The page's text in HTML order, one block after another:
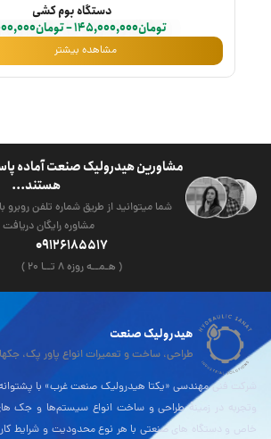
دستگاه بوم کشی
تومان145,000,000
–تومان
مشاهده بیشتر
مشاورین هیدرولیک صنعت آماده
هستند...
شما میتوانید از طریق شماره تلفن روبرو
مشاوره رایگان
09126185517
( هـمــه روزه ۸ تــا ۲۰ )
هیدرولیک صنعت
طراحی، ساخت و تعمیرات انواع پاور پک،
شرکت فنی مهندسی «یکتا هیدرولیک صنعت غرب» با
وتجربه در زمینۀ طراحی و ساخت انواع سیستم‌ها و جک
خاص و دستگاه های صنعتی با هر نوع محدودیت و شرایط